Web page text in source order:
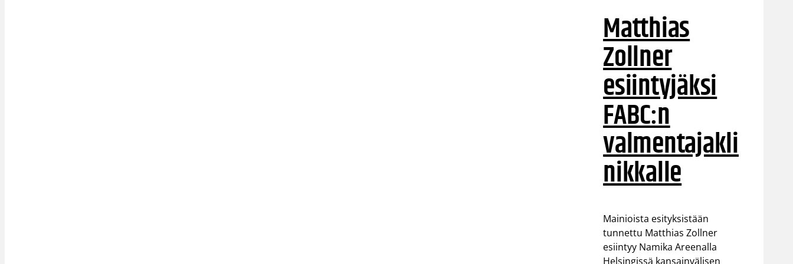
Matthias
Zollner
esiintyjäksi
FABC:n
valmentajakli
nikkalle
Mainioista esityksistään
tunnettu Matthias Zollner
esiintyy Namika Areenalla
Helsingissä kansainvälisen